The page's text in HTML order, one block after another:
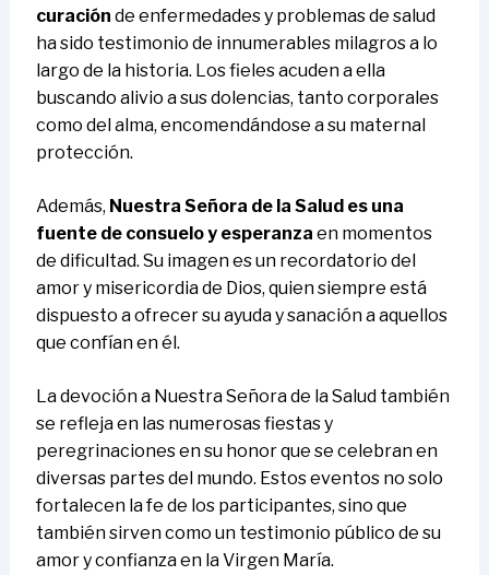
curación de enfermedades y problemas de salud
ha sido testimonio de innumerables milagros a lo
largo de la historia. Los fieles acuden a ella
buscando alivio a sus dolencias, tanto corporales
como del alma, encomendándose a su maternal
protección.
Además, Nuestra Señora de la Salud es una
fuente de consuelo y esperanza en momentos
de dificultad. Su imagen es un recordatorio del
amor y misericordia de Dios, quien siempre está
dispuesto a ofrecer su ayuda y sanación a aquellos
que confían en él.
La devoción a Nuestra Señora de la Salud también
se refleja en las numerosas fiestas y
peregrinaciones en su honor que se celebran en
diversas partes del mundo. Estos eventos no solo
fortalecen la fe de los participantes, sino que
también sirven como un testimonio público de su
amor y confianza en la Virgen María.